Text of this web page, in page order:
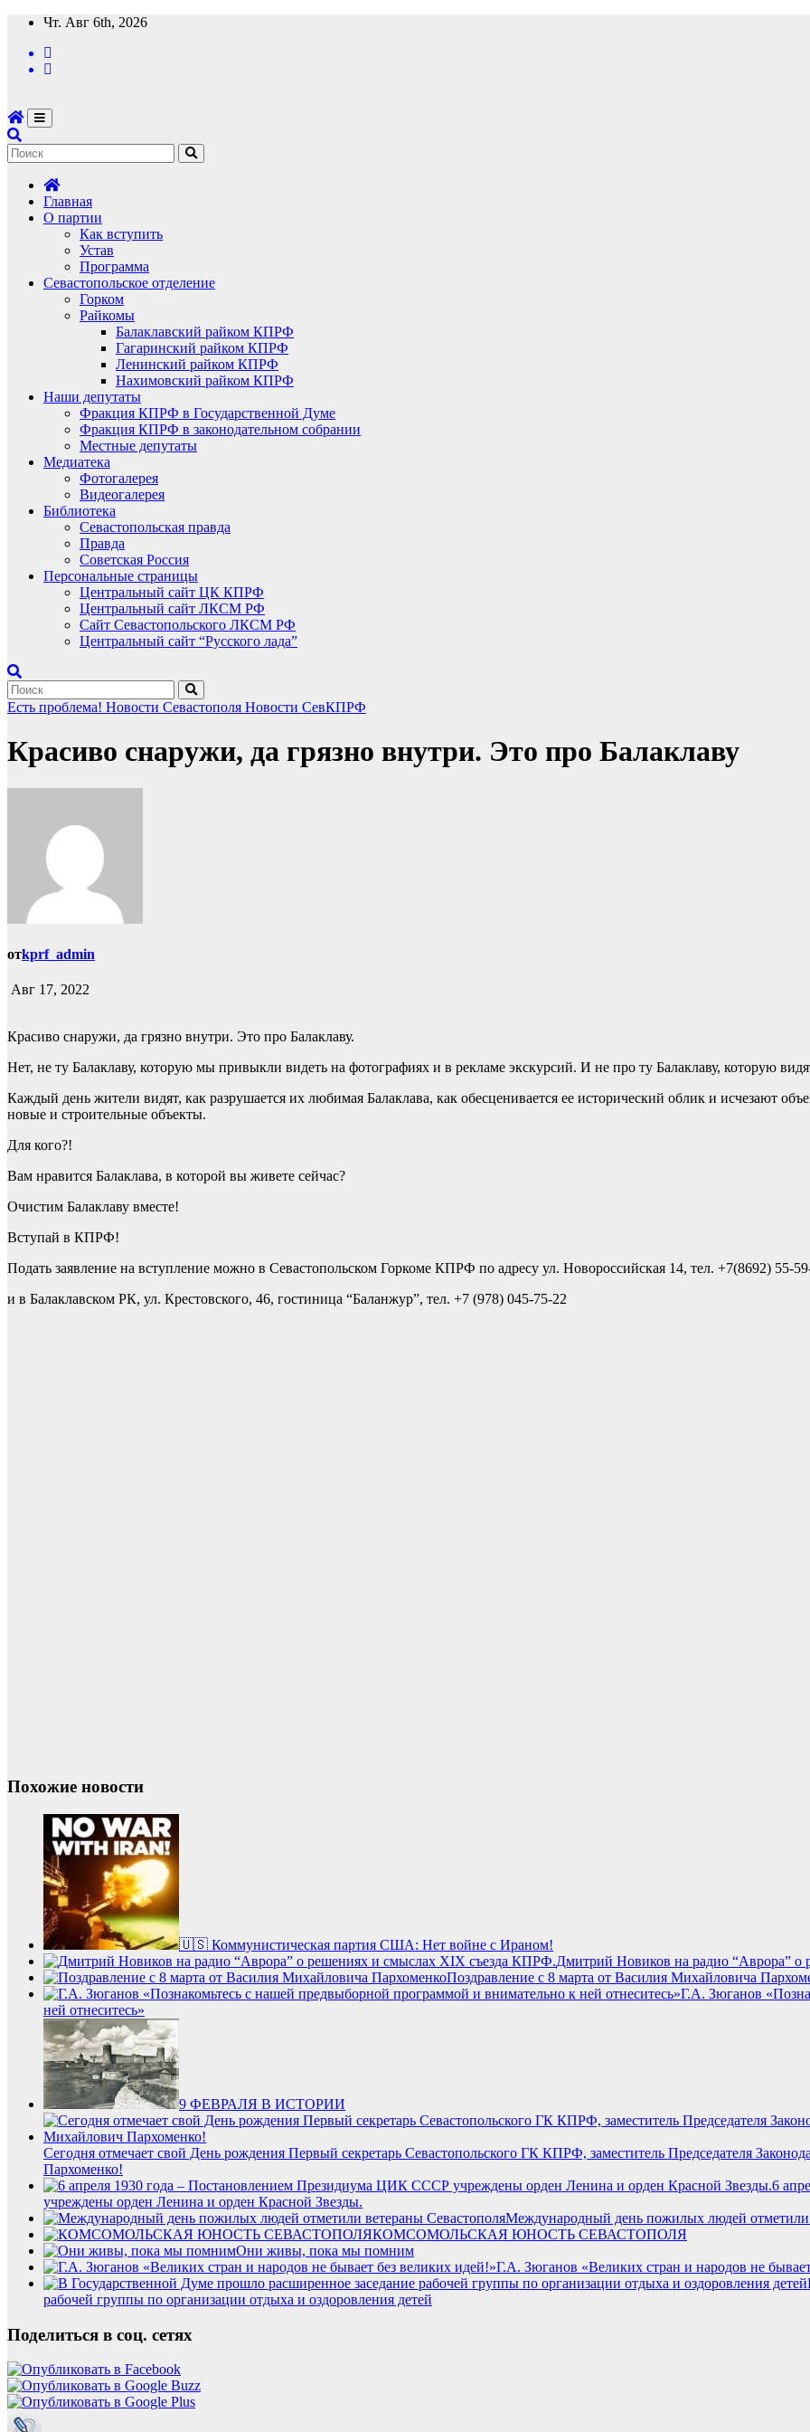
Перейти
содержимому
Чт. Авг 6th, 2026
Главная
О партии
Как вступить
Устав
Программа
Севастопольское отделение
Горком
Райкомы
Балаклавский райком КПРФ
Гагаринский райком КПРФ
Ленинский райком КПРФ
Нахимовский райком КПРФ
Наши депутаты
Фракция КПРФ в Государственной Думе
Фракция КПРФ в законодательном собрании
Местные депутаты
Медиатека
Фотогалерея
Видеогалерея
Библиотека
Севастопольская правда
Правда
Советская Россия
Персональные страницы
Центральный сайт ЦК КПРФ
Центральный сайт ЛКСМ РФ
Сайт Севастопольского ЛКСМ РФ
Центральный сайт “Русского лада”
Есть проблема! Новости Севастополя Новости СевКПРФ
Красиво снаружи, да грязно внутри. Это про Балаклаву
отkprf_admin
Авг 17, 2022
Красиво снаружи, да грязно внутри. Это про Балаклаву.
Нет, не ту Балаклаву, которую мы привыкли видеть на фотографиях и в рекламе экскурсий. И не про ту Балаклаву, которую
Каждый день жители видят, как разрушается их любимая Балаклава, как обесценивается ее исторический облик и исчезают
новые и строительные объекты.
Для кого?!
Вам нравится Балаклава, в которой вы живете сейчас?
Очистим Балаклаву вместе!
Вступай в КПРФ!
Подать заявление на вступление можно в Севастопольском Горкоме КПРФ по адресу ул. Новороссийская 14, тел. +7(8692) 55-
и в Балаклавском РК, ул. Крестовского, 46, гостиница “Баланжур”, тел. +7 (978) 045-75-22
Похожие новости
🇺🇸 Коммунистическая партия США: Нет войне с Ираном!
Дмитрий Новиков на радио “Аврора”
Поздравление с 8 марта от Василия Михайловича
Г.А. Зюганов
ней отнеситесь»
9 ФЕВРАЛЯ В ИСТОРИИ
Сегодня отмечает свой День рождения Первый секретарь Севастопольского ГК КПРФ, заместитель Председателя
Пархоменко!
6
учреждены орден Ленина и орден Красной Звезды.
Международный день пожилых людей отметили
КОМСОМОЛЬСКАЯ ЮНОСТЬ СЕВАСТОПОЛЯ
Они живы, пока мы помним
Г.А. Зюганов «Великих стран и народов не
рабочей группы по организации отдыха и оздоровления детей
Поделиться в соц. сетях